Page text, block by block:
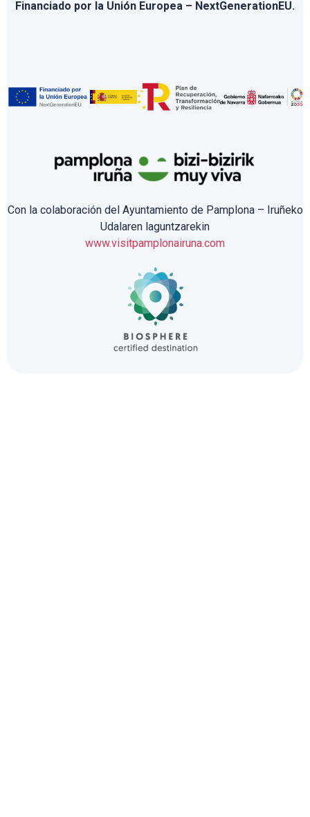
Financiado por la Unión Europea – NextGenerationEU.
Con la colaboración del Ayuntamiento de Pamplona – Iruñeko
Udalaren laguntzarekin
www.visitpamplonairuna.com